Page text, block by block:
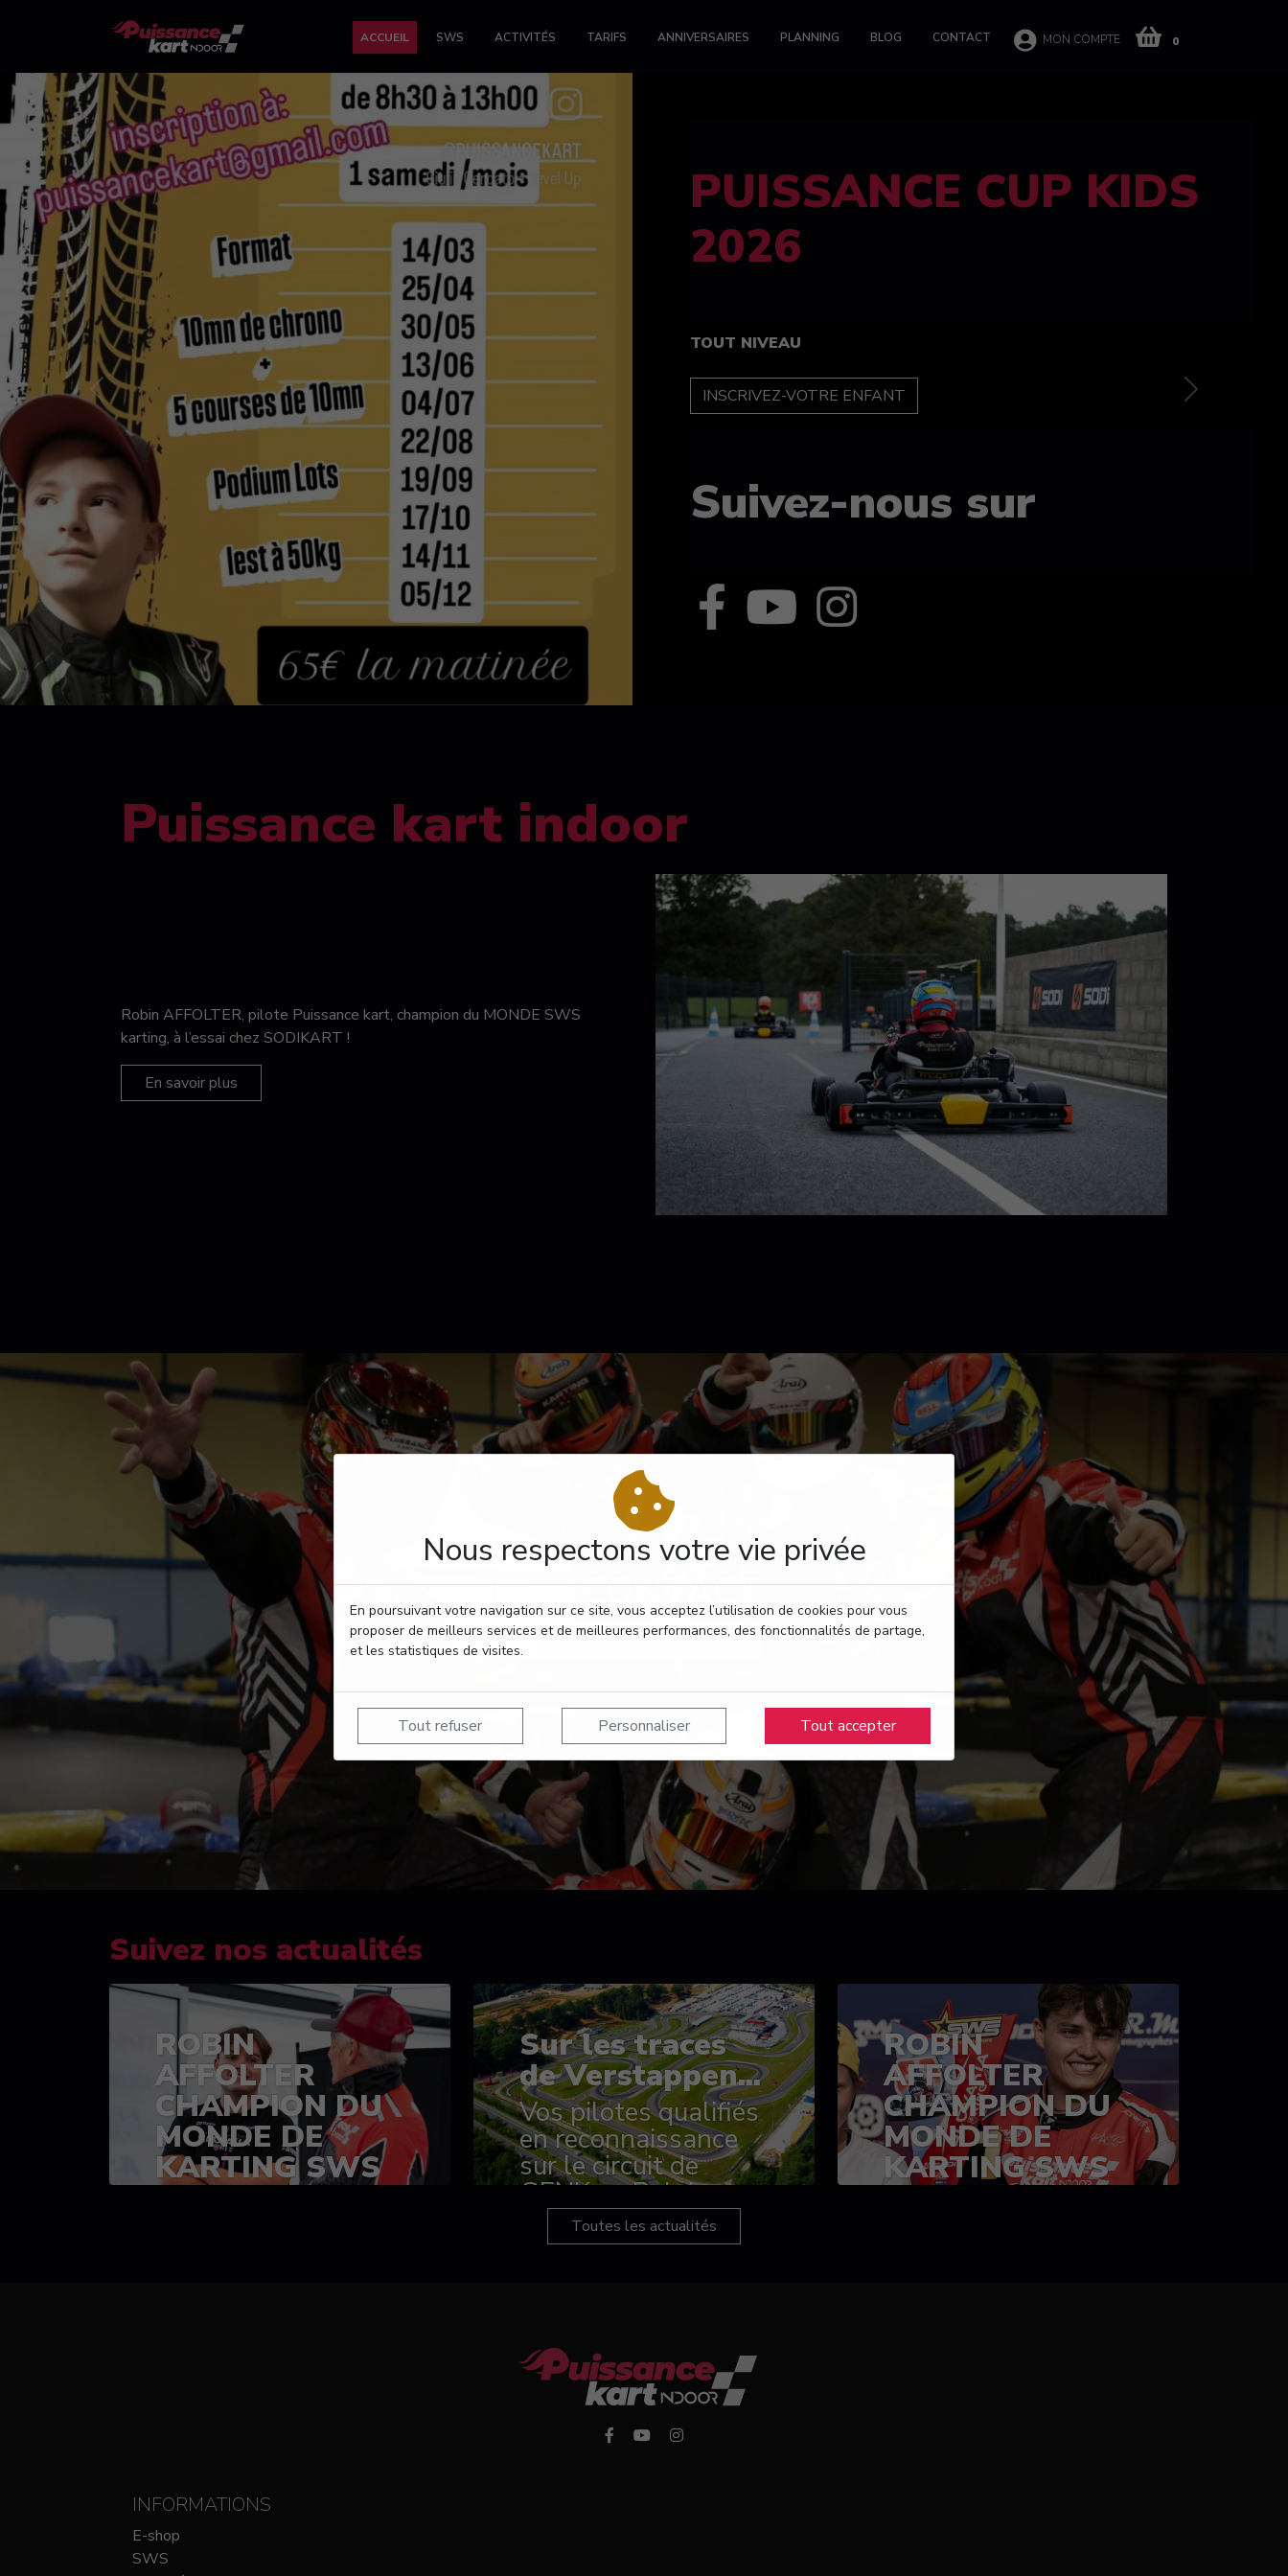
Nous respectons votre vie privée
En poursuivant votre navigation sur ce site, vous acceptez l’utilisation de cookies pour vous
proposer de meilleurs services et de meilleures performances, des fonctionnalités de partage,
et les statistiques de visites.
Tout refuser Personnaliser Tout accepter
ACCUEIL SWS ACTIVITÉS TARIFS ANNIVERSAIRES PLANNING BLOG CONTACT MON COMPTE 0
FELINE CUP 100%
féminine
TOUT NIVEAU
INSCRIPTION
Suivez-nous sur
Previous Next
Puissance kart indoor
Robin AFFOLTER, pilote Puissance kart, champion du MONDE SWS
karting, à l’essai chez SODIKART !
En savoir plus
CONTACT
RÉSERVEZ VOTRE PASSAGE
Suivez nos actualités
ROBIN
AFFOLTER
CHAMPION DU
MONDE DE
KARTING SWS
(SPRINT)
Sur les traces
de Verstappen...
Vos pilotes qualifiés
en reconnaissance
sur le circuit de
GENK en Belgique
ROBIN
AFFOLTER
CHAMPION DU
MONDE DE
KARTING SWS
Toutes les actualités
INFORMATIONS
E-shop
SWS